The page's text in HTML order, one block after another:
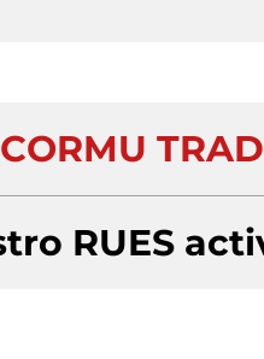
CORMU
RUES